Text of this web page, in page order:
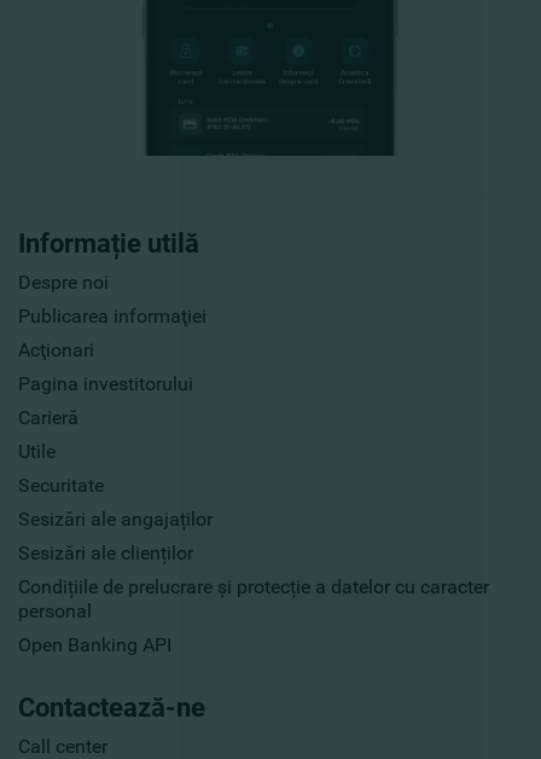
Informație utilă
Despre noi
Publicarea informaţiei
Acţionari
Pagina investitorului
Carieră
Utile
Securitate
Sesizări ale angajaților
Sesizări ale clienților
Condițiile de prelucrare și protecție a datelor cu caracter
personal
Open Banking API
Contactează-ne
Call center